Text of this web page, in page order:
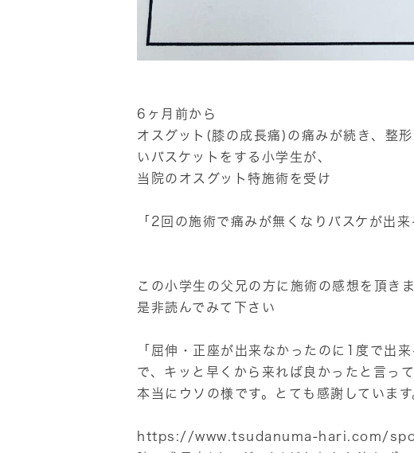
6ヶ月前から
オスグット(膝の成長痛)の痛みが続き、整
いバスケットをする小学生が、
当院のオスグット特施術を受け
「2回の施術で痛みが無くなりバスケが出
この小学生の父兄の方に施術の感想を頂き
是非読んでみて下さい
「屈伸・正座が出来なかったのに1度で出
で、キッと早くから来れば良かったと言っ
本当にウソの様です。とても感謝していま
https://www.tsudanuma-hari.com/